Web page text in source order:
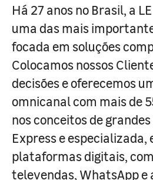
Há 27 anos no Brasil, a
uma das mais
focada em soluções
Colocamos nossos
decisões e oferecemos
omnicanal com mais de
nos conceitos de
Express e
plataformas digitais,
televendas, WhatsApp